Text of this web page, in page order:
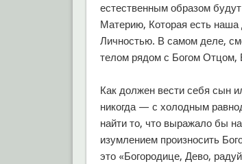
естественным образом
Материю, Которая есть
Личностью. В самом деле,
телом рядом с Богом
Как должен вести себя сын
никогда — с холодным
найти то, что выражало бы
изумлением произносить
это «Богородице, Дево,